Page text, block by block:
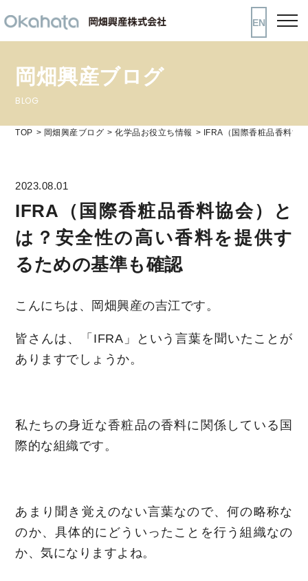
EN
岡畑興産ブログ
BLOG
TOP 岡畑興産ブログ 化学品お役立ち情報 IFRA（国際香粧品香料協
2023.08.01
IFRA（国際香粧品香料協会）と
は？安全性の高い香料を提供す
るための基準も確認
こんにちは、岡畑興産の吉江です。
皆さんは、「IFRA」という言葉を聞いたことが
ありますでしょうか。
私たちの身近な香粧品の香料に関係している国
際的な組織です。
あまり聞き覚えのない言葉なので、何の略称な
のか、具体的にどういったことを行う組織なの
か、気になりますよね。